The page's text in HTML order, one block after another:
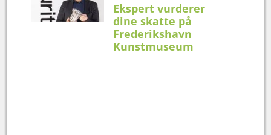
Ekspert vurderer
dine skatte på
Frederikshavn
Kunstmuseum